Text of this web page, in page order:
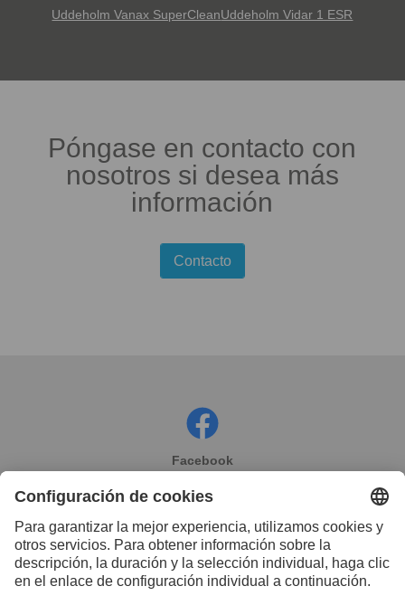
Uddeholm Vanax SuperCleanUddeholm Vidar 1 ESR
Póngase en contacto con
nosotros si desea más
información
Contacto
Facebook
Instagram